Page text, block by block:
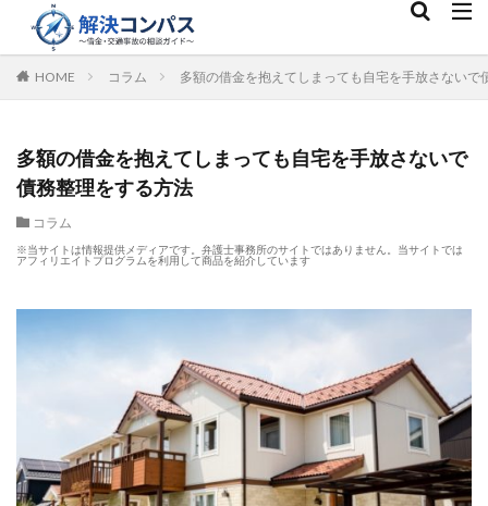
HOME コラム 多額の借金を抱えてしまっても自宅を手放さないで
多額の借金を抱えてしまっても自宅を手放さないで
債務整理をする方法
コラム
※当サイトは情報提供メディアです。弁護士事務所のサイトではありません。当サイトでは
アフィリエイトプログラムを利用して商品を紹介しています